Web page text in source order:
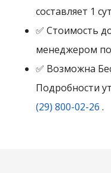
составляет 1
✅ Стоимость
менеджером
✅ Возможна
Подробности
(29) 800-02-26 .